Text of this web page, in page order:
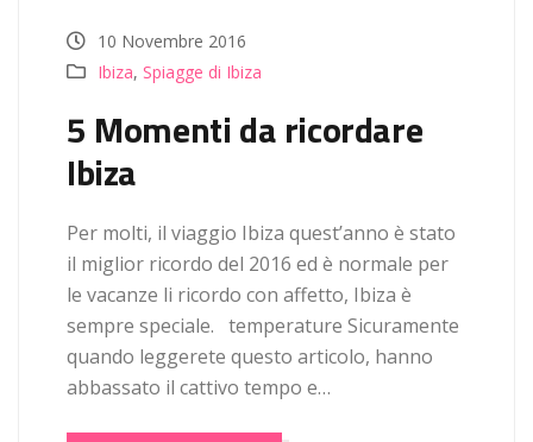
10 Novembre 2016
Ibiza, Spiagge di Ibiza
5 Momenti da ricordare
Ibiza
Per molti, il viaggio Ibiza quest’anno è stato
il miglior ricordo del 2016 ed è normale per
le vacanze li ricordo con affetto, Ibiza è
sempre speciale. temperature Sicuramente
quando leggerete questo articolo, hanno
abbassato il cattivo tempo e…